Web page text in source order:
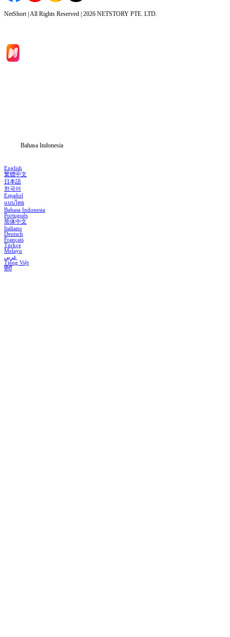
NetShort | All Rights Reserved | 2026 NETSTORY PTE. LTD.
Bahasa Indonesia
English
繁體中文
日本語
한국어
Español
แบบไทย
Bahasa Indonesia
Português
简体中文
Italiano
Deutsch
Français
Türkçe
Melayu
عربي
Tiếng Việt
हिंदी